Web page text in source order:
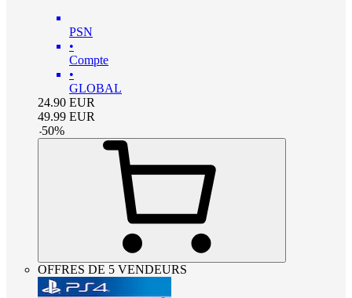
PSN
•
Compte
•
GLOBAL
24.90 EUR
49.99 EUR
-50%
OFFRES DE 5 VENDEURS